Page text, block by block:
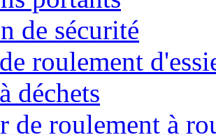
de sécurité
roulement
déchets
de roulement à